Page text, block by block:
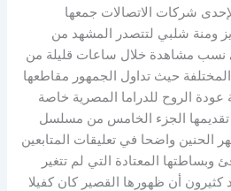
شركات الاتصالات جمعها
ومنة شلبي لتتصدر المشهد من
نسب مشاهدة خلال ساعات قليلة من
حيث تداول الجمهور مقاطعها
عودة الروح للدراما المصرية خاصة
تقديمها الجزء الخامس من مسلسل
الدم عام 2018 وظهر الحنين واضحا في تعليقات المتابعين
وبساطتها المعتادة التي لم تتغير
أن ظهورها القصير كان كفيلا